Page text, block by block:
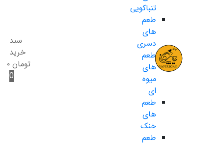
تنباکویی
طعم
های
دسری
طعم
های
میوه
ای
طعم
های
خنک
طعم
سبد
خرید
تومان ۰
0